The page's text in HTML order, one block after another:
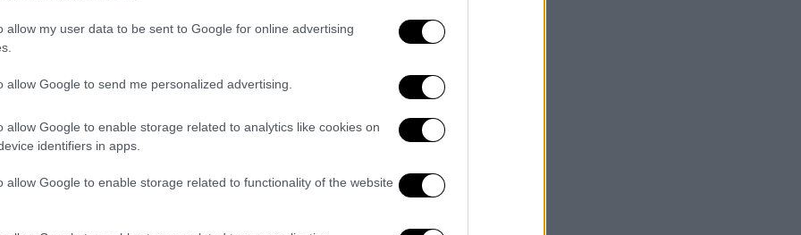
allow my user data to be sent to Google for online advertising
allow Google to send me personalized advertising.
allow Google to enable storage related to analytics like cookies on
identifiers in apps.
allow Google to enable storage related to functionality of the website
της Συρίας;
το 2011, διαδηλωτές υπέρ της
της
Άσαντ.